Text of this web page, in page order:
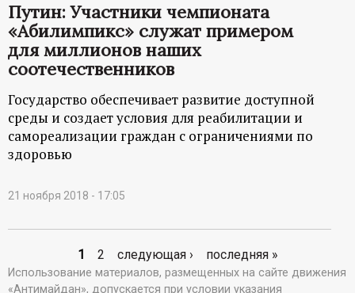
Путин: Участники чемпионата
«Абилимпикс» служат примером
для миллионов наших
соотечественников
Государство обеспечивает развитие доступной
среды и создает условия для реабилитации и
самореализации граждан с ограничениями по
здоровью
21 ноября 2018 - 17:05
С
1 2 следующая › последняя »
Использование материалов, размещенных на сайте движения
«Антимайдан», допускается при условии указания